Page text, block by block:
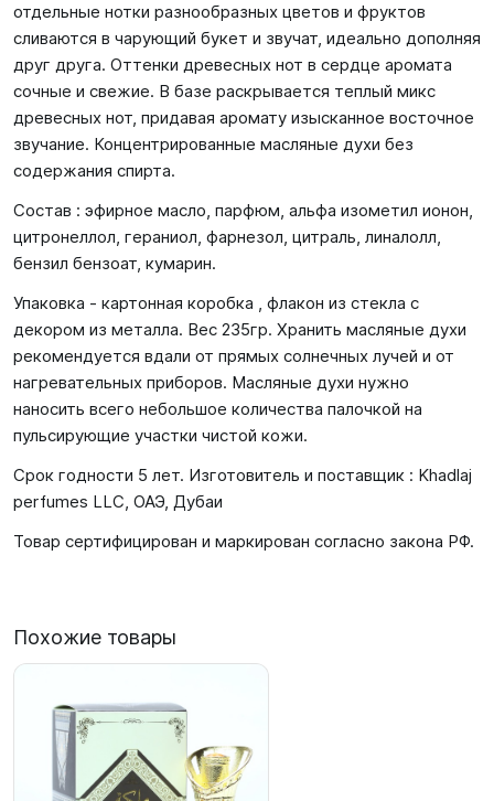
отдельные нотки разнообразных цветов и фруктов
сливаются в чарующий букет и звучат, идеально дополняя
друг друга. Оттенки древесных нот в сердце аромата
сочные и свежие. В базе раскрывается теплый микс
древесных нот, придавая аромату изысканное восточное
звучание. Концентрированные масляные духи без
содержания спирта.
Состав : эфирное масло, парфюм, альфа изометил ионон,
цитронеллол, гераниол, фарнезол, цитраль, линалолл,
бензил бензоат, кумарин.
Упаковка - картонная коробка , флакон из стекла с
декором из металла. Вес 235гр. Хранить масляные духи
рекомендуется вдали от прямых солнечных лучей и от
нагревательных приборов. Масляные духи нужно
наносить всего небольшое количества палочкой на
пульсирующие участки чистой кожи.
Срок годности 5 лет. Изготовитель и поставщик : Khadlaj
perfumes LLC, ОАЭ, Дубаи
Товар сертифицирован и маркирован согласно закона РФ.
Похожие товары